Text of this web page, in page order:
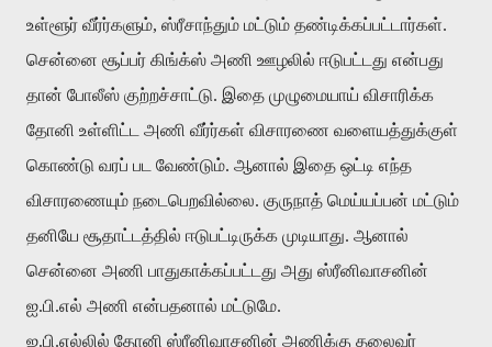
உள்ளூர் வீர்ர்களும், ஸ்ரீசாந்தும் மட்டும் தண்டிக்கப்பட்டார்கள்.
சென்னை சூப்பர் கிங்க்ஸ் அணி ஊழலில் ஈடுபட்டது என்பது
தான் போலீஸ் குற்றச்சாட்டு. இதை முழுமையாய் விசாரிக்க
தோனி உள்ளிட்ட அணி வீர்ர்கள் விசாரணை வளையத்துக்குள்
கொண்டு வரப் பட வேண்டும். ஆனால் இதை ஒட்டி எந்த
விசாரணையும் நடைபெறவில்லை. குருநாத் மெய்யப்பன் மட்டும்
தனியே சூதாட்டத்தில் ஈடுபட்டிருக்க முடியாது. ஆனால்
சென்னை அணி பாதுகாக்கப்பட்டது அது ஸ்ரீனிவாசனின்
ஐ.பி.எல் அணி என்பதனால் மட்டுமே.
ஐ.பி.எல்லில் தோனி ஸ்ரீனிவாசனின் அணிக்கு தலைவர்